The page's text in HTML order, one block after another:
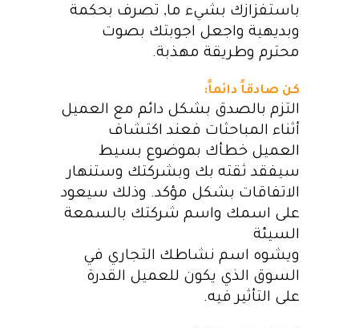
باستفزازك بشيء ما, تصرف بحكمة
وبديهية واجعل اجوبتك بصوت
محترم وطريقة مهذبة.
كن صادقاً دائماً:
التزم بالصدق بشكل دائم مع العميل
أثناء المباحثات فعند اكتشاف
العميل خطأك بموضوع بسيط
سيفقد ثقته بك وبشركتك وستنهار
الاتفاقات بشكل مؤكد. وذلك سيعود
على اسمك واسم شركتك بالسمعة
السيئة
ويشوه اسم نشاطك التجاري في
السوق الذي يكون للعميل القدرة
على التأثير فيه.